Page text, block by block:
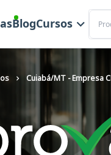
BlogCursos
Buscar
Cuiabá/MT - Empresa